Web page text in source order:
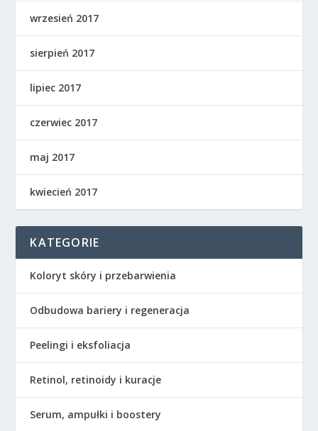
wrzesień 2017
sierpień 2017
lipiec 2017
czerwiec 2017
maj 2017
kwiecień 2017
KATEGORIE
Koloryt skóry i przebarwienia
Odbudowa bariery i regeneracja
Peelingi i eksfoliacja
Retinol, retinoidy i kuracje
Serum, ampułki i boostery